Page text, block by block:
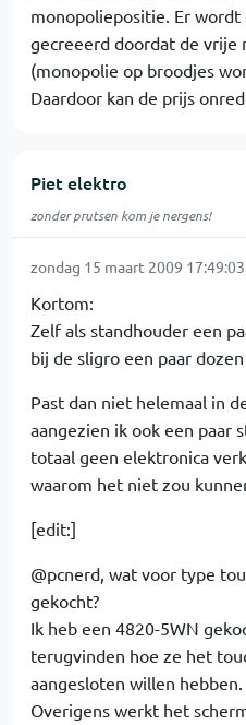
monopoliepositie. Er
gecreeerd doordat de
(monopolie op broodjes
Daardoor kan de prijs
Piet elektro
zonder prutsen kom je nergens!
zondag 15 maart 2009 17:49:03
Kortom:
Zelf als standhouder een
bij de sligro een paar
Past dan niet helemaal in
aangezien ik ook een paar
totaal geen elektronica
waarom het niet zou
[edit:]
@pcnerd, wat voor type
gekocht?
Ik heb een 4820-5WN
terugvinden hoe ze het
aangesloten willen hebben.
Overigens werkt het